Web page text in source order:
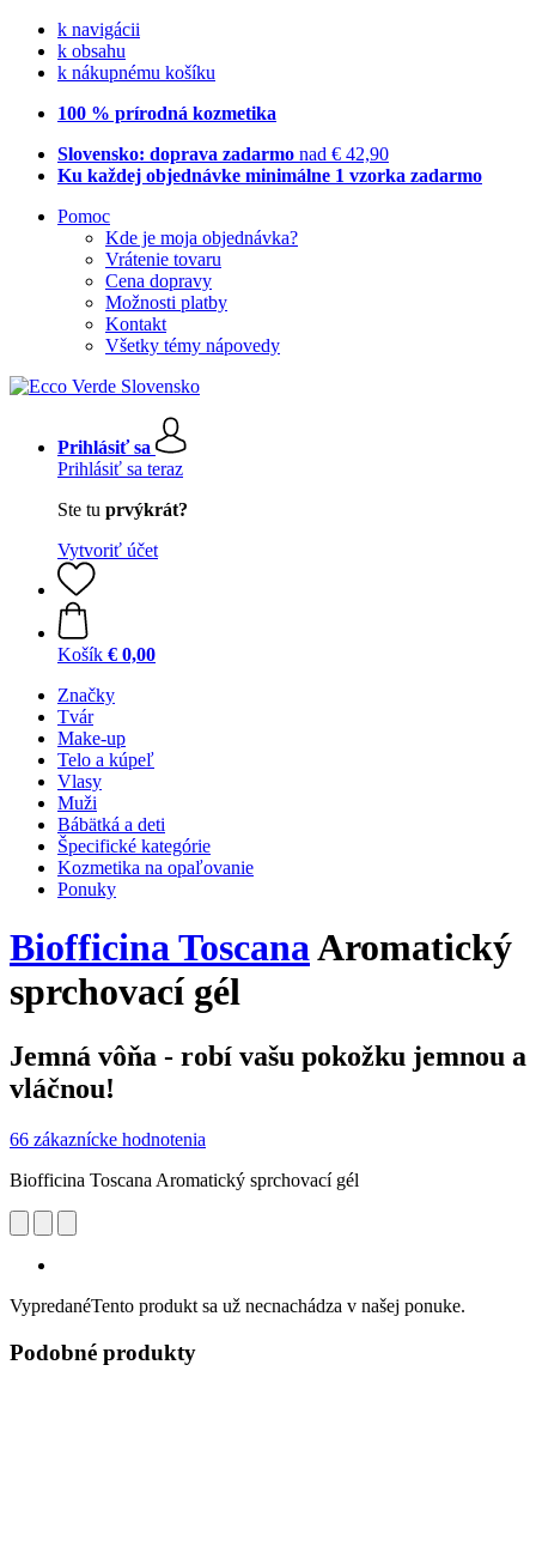
k navigácii
k obsahu
k nákupnému košíku
100 % prírodná kozmetika
Slovensko: doprava zadarmo nad € 42,90
Ku každej objednávke minimálne 1 vzorka zadarmo
Pomoc
Kde je moja objednávka?
Vrátenie tovaru
Cena dopravy
Možnosti platby
Kontakt
Všetky témy nápovedy
Prihlásiť sa
Prihlásiť sa teraz
Ste tu prvýkrát?
Vytvoriť účet
Košík € 0,00
Značky
Tvár
Make-up
Telo a kúpeľ
Vlasy
Muži
Bábätká a deti
Špecifické kategórie
Kozmetika na opaľovanie
Ponuky
Biofficina ToscanaAromatický
sprchovací gél
Jemná vôňa - robí vašu pokožku jemnou a
vláčnou!
66 zákaznícke hodnotenia
Biofficina Toscana Aromatický sprchovací gél
VypredanéTento produkt sa už necnachádza v našej ponuke.
Podobné produkty